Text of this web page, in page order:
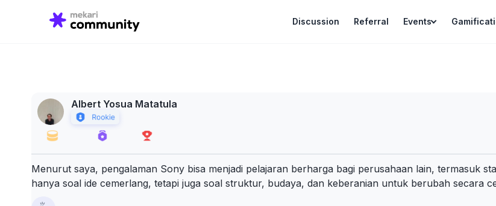
Discussion Referral Events
for:
Albert Yosua Matatula
Menurut saya, pengalaman Sony bisa menjadi pelajaran berharga bagi perusahaan lain, termasuk
hanya soal ide cemerlang, tetapi juga soal struktur, budaya, dan keberanian untuk berubah secara